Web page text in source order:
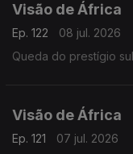
Visão de África
Ep. 122
08 jul. 2026
Queda do prestígio
Visão de África
Ep. 121
07 jul. 2026